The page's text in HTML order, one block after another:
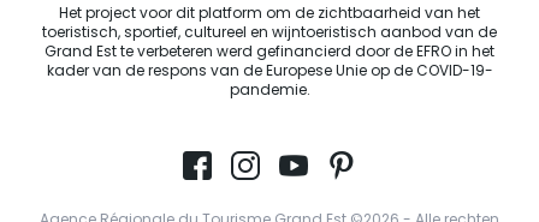
Het project voor dit platform om de zichtbaarheid van het
toeristisch, sportief, cultureel en wijntoeristisch aanbod van de
Grand Est te verbeteren werd gefinancierd door de EFRO in het
kader van de respons van de Europese Unie op de COVID-19-
pandemie.